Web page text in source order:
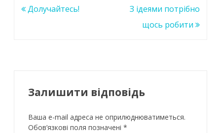
o p
Навігація
Долучайтесь!
З ідеями потрібно
щось робити
Залишити відповідь
Ваша e-mail адреса не оприлюднюватиметься.
Обов’язкові поля позначені *